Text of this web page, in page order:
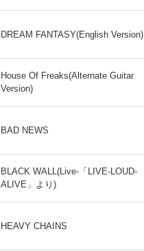
DREAM FANTASY(English Version)
House Of Freaks(Alternate Guitar
Version)
BAD NEWS
BLACK WALL(Live-「LIVE-LOUD-
ALIVE」より)
HEAVY CHAINS